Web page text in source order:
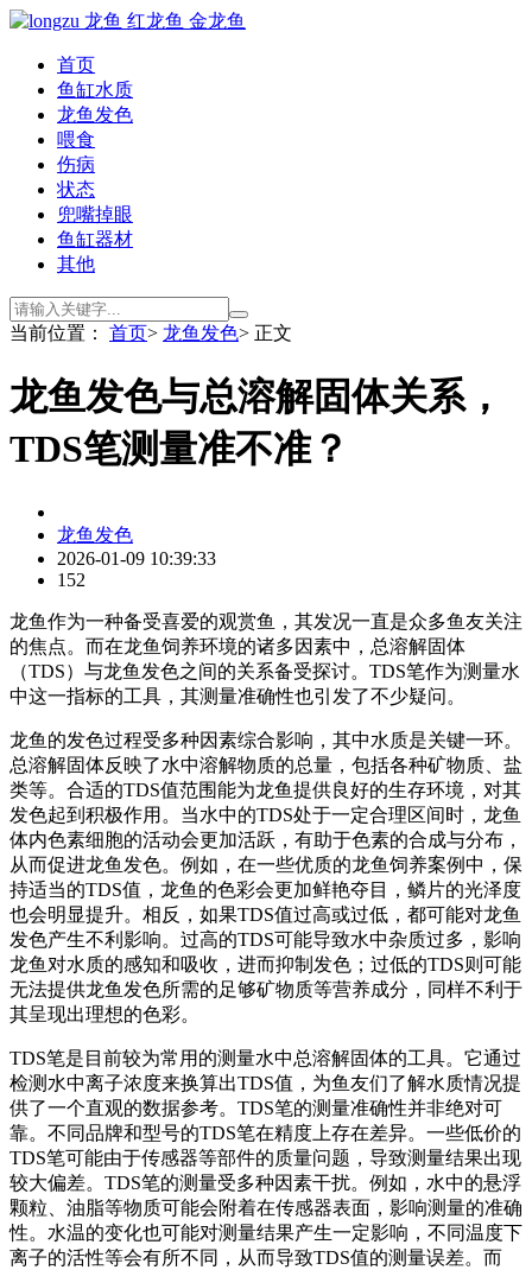
首页
鱼缸水质
龙鱼发色
喂食
伤病
状态
兜嘴掉眼
鱼缸器材
其他
当前位置： 首页> 龙鱼发色> 正文
龙鱼发色与总溶解固体关系，
TDS笔测量准不准？
龙鱼发色
2026-01-09 10:39:33
152
龙鱼作为一种备受喜爱的观赏鱼，其发况一直是众多鱼友关注
的焦点。而在龙鱼饲养环境的诸多因素中，总溶解固体
（TDS）与龙鱼发色之间的关系备受探讨。TDS笔作为测量水
中这一指标的工具，其测量准确性也引发了不少疑问。
龙鱼的发色过程受多种因素综合影响，其中水质是关键一环。
总溶解固体反映了水中溶解物质的总量，包括各种矿物质、盐
类等。合适的TDS值范围能为龙鱼提供良好的生存环境，对其
发色起到积极作用。当水中的TDS处于一定合理区间时，龙鱼
体内色素细胞的活动会更加活跃，有助于色素的合成与分布，
从而促进龙鱼发色。例如，在一些优质的龙鱼饲养案例中，保
持适当的TDS值，龙鱼的色彩会更加鲜艳夺目，鳞片的光泽度
也会明显提升。相反，如果TDS值过高或过低，都可能对龙鱼
发色产生不利影响。过高的TDS可能导致水中杂质过多，影响
龙鱼对水质的感知和吸收，进而抑制发色；过低的TDS则可能
无法提供龙鱼发色所需的足够矿物质等营养成分，同样不利于
其呈现出理想的色彩。
TDS笔是目前较为常用的测量水中总溶解固体的工具。它通过
检测水中离子浓度来换算出TDS值，为鱼友们了解水质情况提
供了一个直观的数据参考。TDS笔的测量准确性并非绝对可
靠。不同品牌和型号的TDS笔在精度上存在差异。一些低价的
TDS笔可能由于传感器等部件的质量问题，导致测量结果出现
较大偏差。TDS笔的测量受多种因素干扰。例如，水中的悬浮
颗粒、油脂等物质可能会附着在传感器表面，影响测量的准确
性。水温的变化也可能对测量结果产生一定影响，不同温度下
离子的活性等会有所不同，从而导致TDS值的测量误差。而